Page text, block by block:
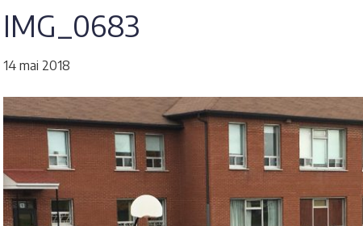
IMG_0683
14 mai 2018